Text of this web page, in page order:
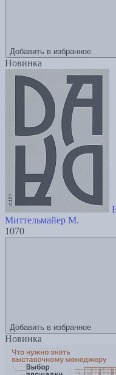
Добавить в избранное
Новинка
Миттельмайер М.
1070
Добавить в избранное
Новинка